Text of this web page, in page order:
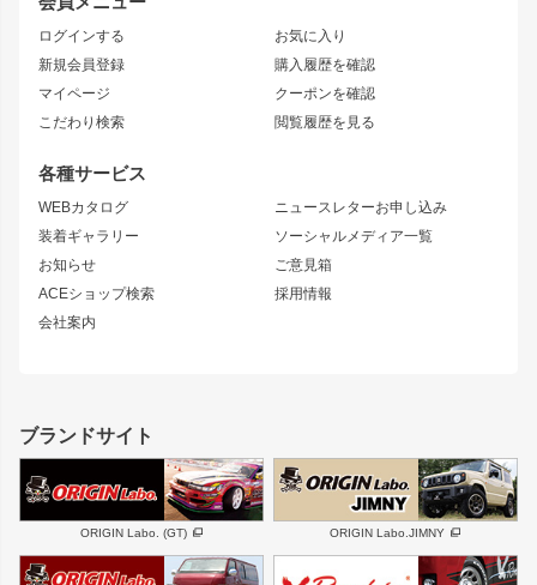
ログインする
新規会員登録
マイページ
こだわり検索
お気に入り
購入履歴を確認
クーポンを確認
閲覧履歴を見る
各種サービス
WEBカタログ
装着ギャラリー
お知らせ
ACEショップ検索
会社案内
ニュースレターお申し込み
ソーシャルメディア一覧
ご意見箱
採用情報
トレノ
マークX
ニッサン
S15 シルビア
S14 シルビア 後期
S13 シルビア
180SX
シルエイティ
ワンビア
ローレル
セフィーロ
キャラバン
スズキ
GS350
SC
スバル 三菱
デリカ D:5
軽自動車 汎用
リアウイング
ジムニーパーツ
ホイール
MUD-S7
MUD-SR7
まつど家 鉄漢
ボンネット
フェンダー
サイドパーツ
リアゲート
メンテナンスパーツ
ハイエースパーツ
ホイール
ブランドサイト
ORIGIN Labo. (GT) ORIGIN Labo.JIMNY